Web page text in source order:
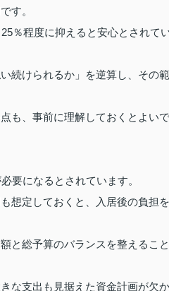
す。
％程度に抑えると安心とされて
続けられるか」を逆算し、その範
も、事前に理解しておくとよいで
要になるとされています。
想定しておくと、入居後の負担を
と総予算のバランスを整えること
な支出も見据えた資金計画が欠か